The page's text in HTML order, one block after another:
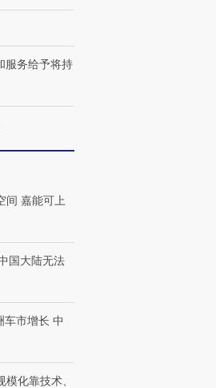
服务给予将持
间 嘉能可上
国大陆无法
车市增长 中
化靠技术、